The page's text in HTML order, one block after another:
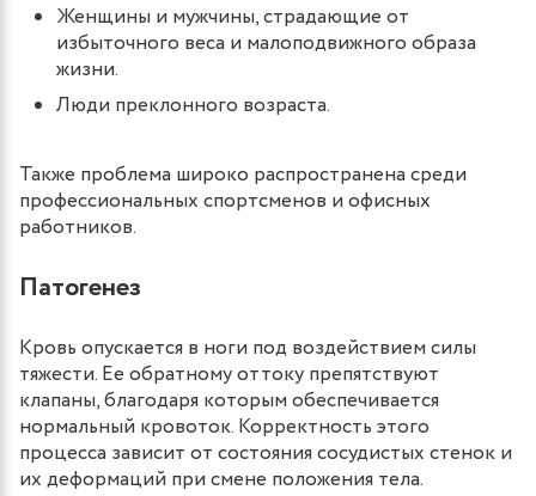
Женщины и мужчины, страдающие от
избыточного веса и малоподвижного образа
жизни.
Люди преклонного возраста.
Также проблема широко распространена среди
профессиональных спортсменов и офисных
работников.
Патогенез
Кровь опускается в ноги под воздействием силы
тяжести. Ее обратному оттоку препятствуют
клапаны, благодаря которым обеспечивается
нормальный кровоток. Корректность этого
процесса зависит от состояния сосудистых стенок и
их деформаций при смене положения тела.